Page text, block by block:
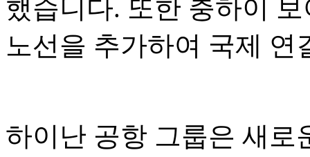
했습니다. 또한 충하이
노선을 추가하여 국제
하이난 공항 그룹은 새로